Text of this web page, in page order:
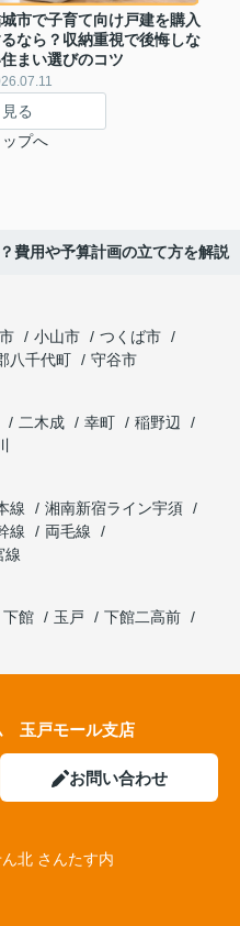
市で子育て向け戸建を購入
なら？収納重視で後悔しな
まい選びのコツ
る
プへ
費用や予算計画の立て方を解説
小山市
つくば市
八千代町
守谷市
二木成 幸町
稲野辺
線
湘南新宿ライン宇須
線
両毛線
線
下館 玉戸
下館二高前
玉戸モール支店
お問い合わせ
北 さんたす内